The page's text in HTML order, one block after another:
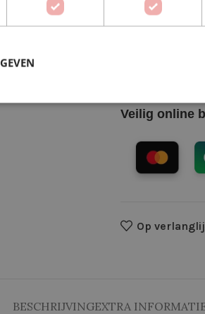
Waarom
Lage
Vóór 16:30
Veilig online
Op
BESCHRIJVINGEXTRA